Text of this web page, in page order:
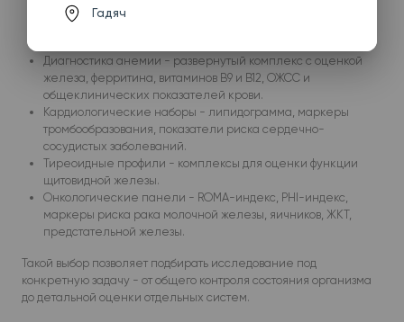
липидный спектр и анализ углеводного обмена.
Предоперационный пакет - оптимальный набор
Диагностика анемии - развернутый комплекс с оценкой
железа, ферритина, витаминов B9 и B12, ОЖСС и
общеклинических показателей крови.
Кардиологические наборы - липидограмма, маркеры
тромбообразования, показатели риска сердечно-
сосудистых заболеваний.
Тиреоидные профили - комплексы для оценки функции
щитовидной железы.
Онкологические панели - ROMA-индекс, PHI-индекс,
маркеры риска рака молочной железы, яичников, ЖКТ,
предстательной железы.
Такой выбор позволяет подбирать исследование под
конкретную задачу - от общего контроля состояния организма
до детальной оценки отдельных систем.
Гадяч